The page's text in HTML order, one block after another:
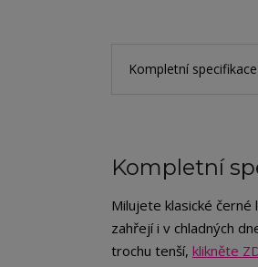
Kompletní specifikace
Kompletní
Milujete klasické černé
zahřejí i v chladných
trochu tenší, klikněte